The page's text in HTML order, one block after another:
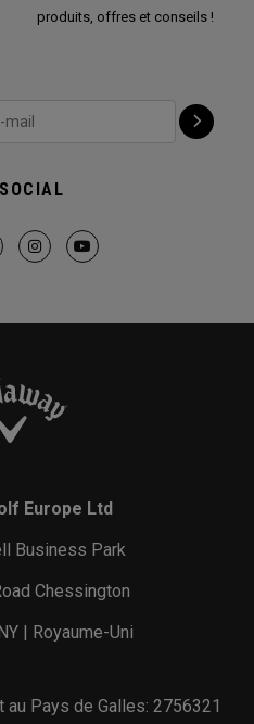
produits, offres et conseils !
Europe Ltd
Business Park
Chessington
| Royaume-Uni
Pays de Galles: 2756321